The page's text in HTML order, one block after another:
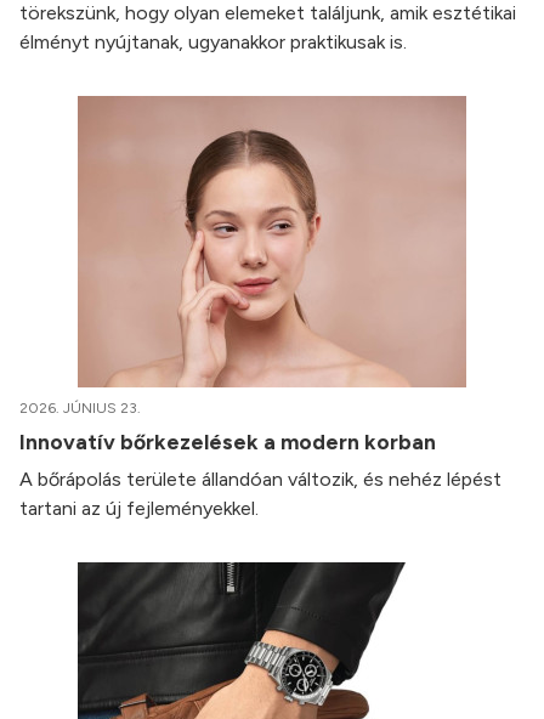
törekszünk, hogy olyan elemeket találjunk, amik esztétikai
élményt nyújtanak, ugyanakkor praktikusak is.
2026. JÚNIUS 23.
Innovatív bőrkezelések a modern korban
A bőrápolás területe állandóan változik, és nehéz lépést
tartani az új fejleményekkel.